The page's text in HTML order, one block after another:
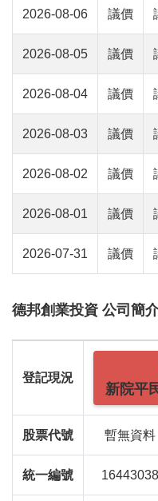
2026-08-06 議價
2026-08-05 議價
2026-08-04 議價
2026-08-03 議價
2026-08-02 議價
2026-08-01 議價
2026-07-31 議價
德邦創業投資 公司簡
登記現況
新院平
股票代號 暫無資料
統一編號 16443038